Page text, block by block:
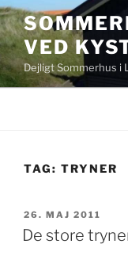
Videre
til
indholdVED
Dejligt Sommerhus i
TAG: TRYNER
UDGIVET
DEN
26. MAJ 2011
De store